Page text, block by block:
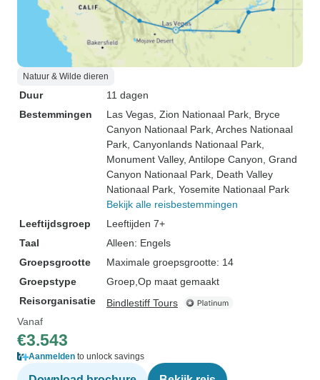
Natuur & Wilde dieren
Duur
11 dagen
Bestemmingen
Las Vegas , Zion Nationaal Park , Bryce
Canyon Nationaal Park , Arches Nationaal
Park , Canyonlands Nationaal Park
Monument Valley, Antilope Canyon , Grand
Canyon Nationaal Park , Death Valley
Nationaal Park , Yosemite Nationaal Park
Bekijk alle reisbestemmingen
Leeftijdsgroep
Leeftijden 7+
Taal
Alleen: Engels
Groepsgrootte
Maximale groepsgrootte: 14
Groepstype
Groep Op maat gemaakt
Reisorganisatie
Bindlestiff Tours
Vanaf
€3.543
Aanmelden to unlock savings